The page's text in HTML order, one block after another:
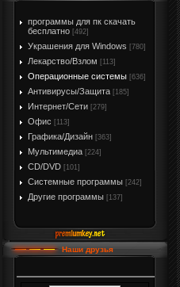
программы для пк скачать
бесплатно [492]
Украшения для Windows [780]
Лекарство/Взлом [113]
Операционные системы [636]
Антивирусы/Защита [185]
Интернет/Сети [279]
Офис [113]
Графика/Дизайн [363]
Мультимедиа [224]
CD/DVD [101]
Системные программы [242]
Другие программы [137]
Наши друзья